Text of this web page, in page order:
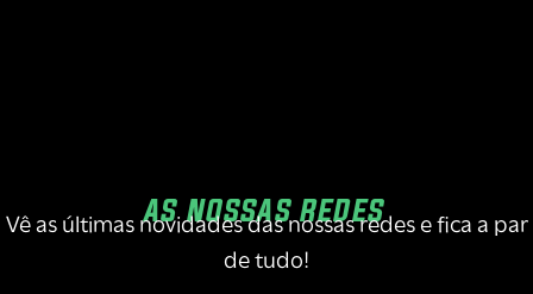
AS NOSSAS REDES
Vê as últimas novidades das nossas redes e fica a par
de tudo!